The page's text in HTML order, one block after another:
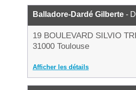
Balladore-Dardé Gilberte -
19 BOULEVARD SILVIO
31000 Toulouse
Afficher les détails